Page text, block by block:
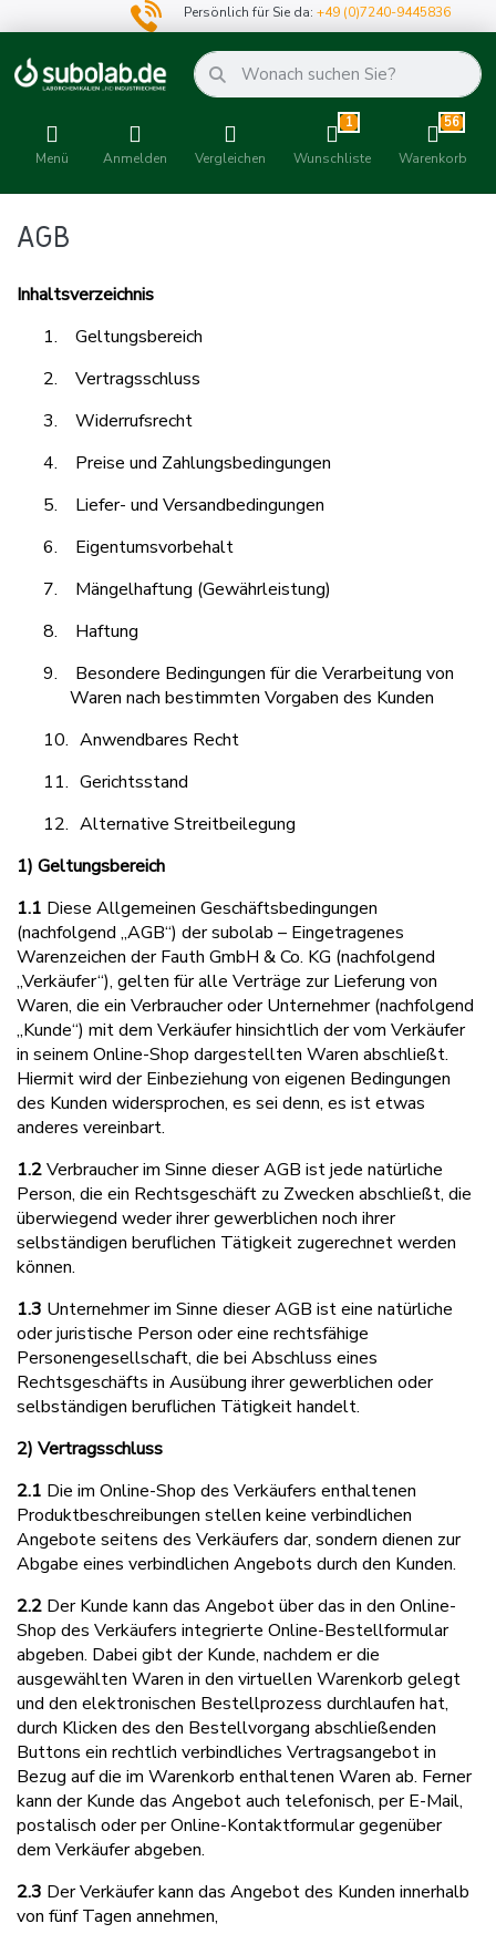
Persönlich für Sie da:+49 (0)7240-9445836
Menü Anmelden Vergleichen
1
Wunschliste
56
Warenkorb
AGB
Inhaltsverzeichnis
1.
Geltungsbereich
2.
Vertragsschluss
3.
Widerrufsrecht
4.
Preise und Zahlungsbedingungen
5.
Liefer- und Versandbedingungen
6.
Eigentumsvorbehalt
7.
Mängelhaftung (Gewährleistung)
8.
Haftung
9.
Besondere Bedingungen für die Verarbeitung von
Waren nach bestimmten Vorgaben des Kunden
10. Anwendbares Recht
11. Gerichtsstand
12. Alternative Streitbeilegung
1) Geltungsbereich
1.1 Diese Allgemeinen Geschäftsbedingungen
(nachfolgend „AGB“) der subolab – Eingetragenes
Warenzeichen der Fauth GmbH & Co. KG (nachfolgend
„Verkäufer“), gelten für alle Verträge zur Lieferung von
Waren, die ein Verbraucher oder Unternehmer (nachfolgend
„Kunde“) mit dem Verkäufer hinsichtlich der vom Verkäufer
in seinem Online-Shop dargestellten Waren abschließt.
Hiermit wird der Einbeziehung von eigenen Bedingungen
des Kunden widersprochen, es sei denn, es ist etwas
anderes vereinbart.
1.2Verbraucher im Sinne dieser AGB ist jede natürliche
Person, die ein Rechtsgeschäft zu Zwecken abschließt, die
überwiegend weder ihrer gewerblichen noch ihrer
selbständigen beruflichen Tätigkeit zugerechnet werden
können.
1.3 Unternehmer im Sinne dieser AGB ist eine natürliche
oder juristische Person oder eine rechtsfähige
Personengesellschaft, die bei Abschluss eines
Rechtsgeschäfts in Ausübung ihrer gewerblichen oder
selbständigen beruflichen Tätigkeit handelt.
2) Vertragsschluss
2.1 Die im Online-Shop des Verkäufers enthaltenen
Produktbeschreibungen stellen keine verbindlichen
Angebote seitens des Verkäufers dar, sondern dienen zur
Abgabe eines verbindlichen Angebots durch den Kunden.
2.2 Der Kunde kann das Angebot über das in den Online-
Shop des Verkäufers integrierte Online-Bestellformular
abgeben. Dabei gibt der Kunde, nachdem er die
ausgewählten Waren in den virtuellen Warenkorb gelegt
und den elektronischen Bestellprozess durchlaufen hat,
durch Klicken des den Bestellvorgang abschließenden
Buttons ein rechtlich verbindliches Vertragsangebot in
Bezug auf die im Warenkorb enthaltenen Waren ab. Ferner
kann der Kunde das Angebot auch telefonisch, per E-Mail,
postalisch oder per Online-Kontaktformular gegenüber
dem Verkäufer abgeben.
2.3 Der Verkäufer kann das Angebot des Kunden innerhalb
von fünf Tagen annehmen,